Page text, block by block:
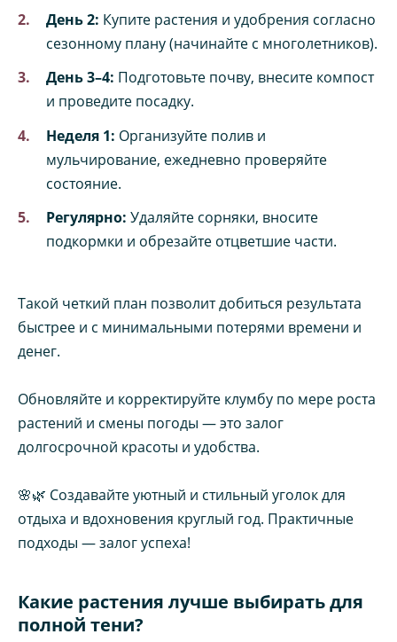
День 2: Купите растения и удобрения согласно
сезонному плану (начинайте с многолетников).
День 3–4: Подготовьте почву, внесите компост
и проведите посадку.
Неделя 1: Организуйте полив и
мульчирование, ежедневно проверяйте
состояние.
Регулярно: Удаляйте сорняки, вносите
подкормки и обрезайте отцветшие части.
Такой четкий план позволит добиться результата
быстрее и с минимальными потерями времени и
денег.
Обновляйте и корректируйте клумбу по мере роста
растений и смены погоды — это залог
долгосрочной красоты и удобства.
🌸🌿 Создавайте уютный и стильный уголок для
отдыха и вдохновения круглый год. Практичные
подходы — залог успеха!
Какие растения лучше выбирать для
полной тени?